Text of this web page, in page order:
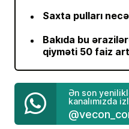
Saxta pulları
Bakıda bu
qiyməti 50 faiz
Ən son
kanalımızda